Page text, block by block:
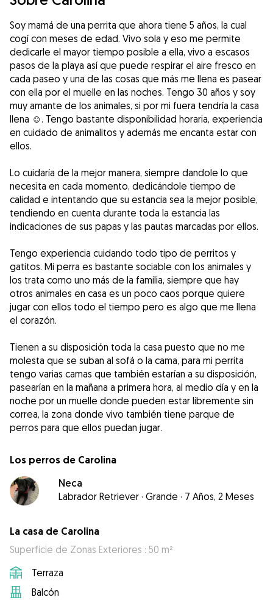
Soy mamá de una perrita que ahora tiene 5 años, la cual
cogí con meses de edad. Vivo sola y eso me permite
dedicarle el mayor tiempo posible a ella, vivo a escasos
pasos de la playa así que puede respirar el aire fresco en
cada paseo y una de las cosas que más me llena es pasear
con ella por el muelle en las noches. Tengo 30 años y soy
muy amante de los animales, si por mi fuera tendría la casa
llena ☺️. Tengo bastante disponibilidad horaria, experiencia
en cuidado de animalitos y además me encanta estar con
ellos.
Lo cuidaría de la mejor manera, siempre dandole lo que
necesita en cada momento, dedicándole tiempo de
calidad e intentando que su estancia sea la mejor posible,
tendiendo en cuenta durante toda la estancia las
indicaciones de sus papas y las pautas marcadas por ellos.
Tengo experiencia cuidando todo tipo de perritos y
gatitos. Mi perra es bastante sociable con los animales y
los trata como uno más de la familia, siempre que hay
otros animales en casa es un poco caos porque quiere
jugar con ellos todo el tiempo pero es algo que me llena
el corazón.
Tienen a su disposición toda la casa puesto que no me
molesta que se suban al sofá o la cama, para mi perrita
tengo varias camas que también estarían a su disposición,
pasearían en la mañana a primera hora, al medio día y en la
noche por un muelle donde pueden estar libremente sin
correa, la zona donde vivo también tiene parque de
perros para que ellos puedan jugar.
Los perros de Carolina
Neca
Labrador Retriever · Grande · 7 Años, 2 Meses
La casa de Carolina
Superficie de Zonas Exteriores : 50 m²
Terraza
Balcón